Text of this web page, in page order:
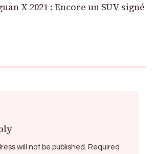
X 2021 : Encore un SUV signé
will not be published. Required